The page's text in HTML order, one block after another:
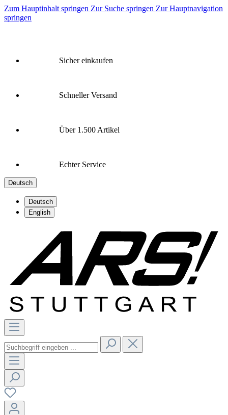
Zum Hauptinhalt springen Zur Suche springen Zur Hauptnavigation
springen
Sicher einkaufen
Schneller Versand
Über 1.500 Artikel
Echter Service
Deutsch
Deutsch
English